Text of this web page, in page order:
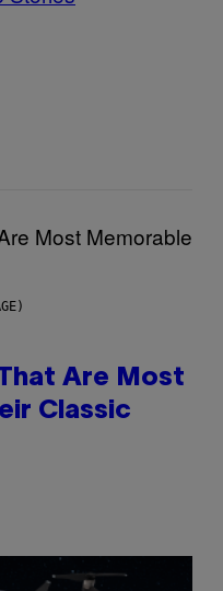
Are Most
Classic